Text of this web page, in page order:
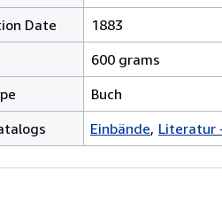
Date
1883
600 grams
Buch
Einbände Literatur